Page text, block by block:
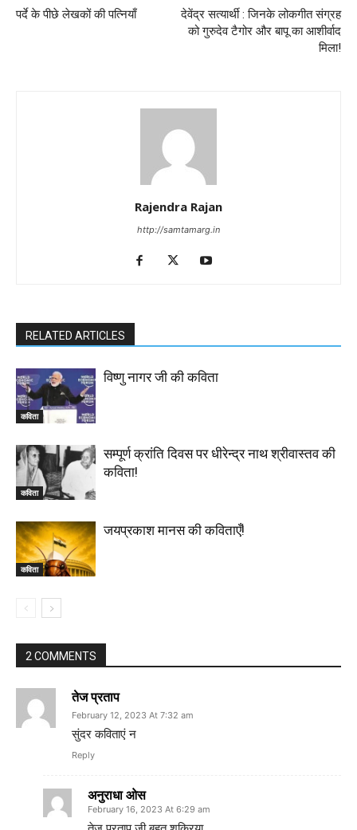
पर्दे के पीछे लेखकों की पत्नियाँ
देवेंद्र सत्यार्थी : जिनके लोकगीत संग्रह
को गुरुदेव टैगोर और बापू का आशीर्वाद
मिला!
Rajendra Rajan
http://samtamarg.in
RELATED ARTICLES
कविता
विष्णु नागर जी की कविता
कविता
सम्पूर्ण क्रांति दिवस पर धीरेन्द्र नाथ श्रीवास्तव की
कविता!
कविता
जयप्रकाश मानस की कविताएँ!
2 COMMENTS
तेज प्रताप
February 12, 2023 At 7:32 am
सुंदर कविताएं न
Reply
अनुराधा ओस
February 16, 2023 At 6:29 am